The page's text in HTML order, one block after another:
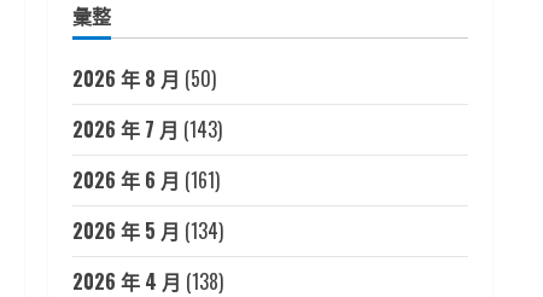
彙整
2026 年 8 月 (50)
2026 年 7 月 (143)
2026 年 6 月 (161)
2026 年 5 月 (134)
2026 年 4 月 (138)